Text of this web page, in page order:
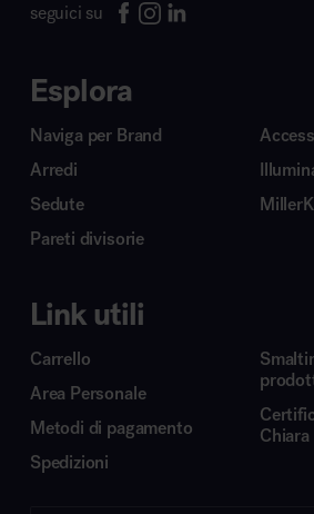
seguici su
Esplora
Naviga per Brand
Arredi
Sedute
Pareti divisorie
Link utili
Carrello
Area Personale
Metodi di pagamento
Spedizioni
Chiara